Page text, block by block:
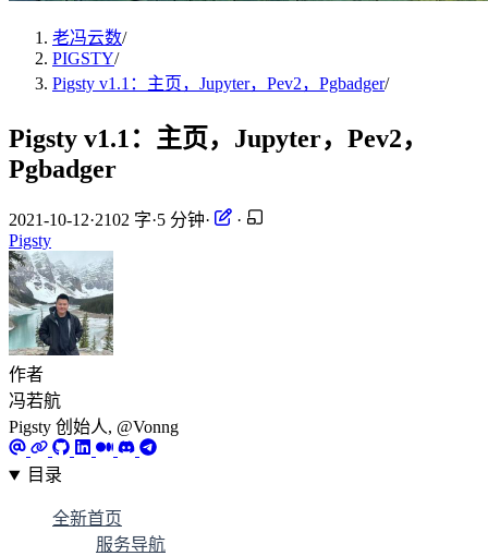
老冯云数/
PIGSTY/
Pigsty v1.1：主页，Jupyter，Pev2，Pgbadger/
Pigsty v1.1：主页，Jupyter，Pev2，
Pgbadger
2021-10-12·2102 字·5 分钟·
·
Pigsty
作者
冯若航
Pigsty 创始人, @Vonng
目录
全新首页
服务导航